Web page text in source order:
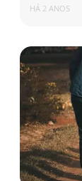
HÁ 2 ANOS